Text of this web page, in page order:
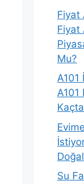
Fiyat
Fiyat
Mu?
A101
A101
Su